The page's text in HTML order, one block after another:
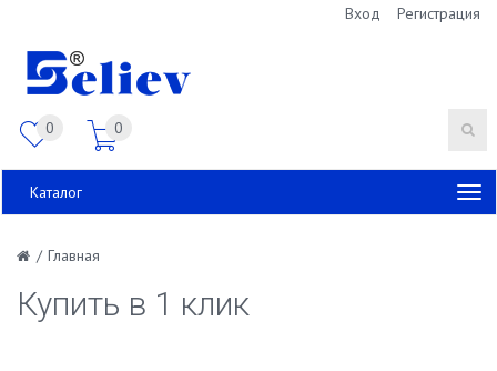
Вход Регистрация
0 0
Каталог
/ Главная
Купить в 1 клик